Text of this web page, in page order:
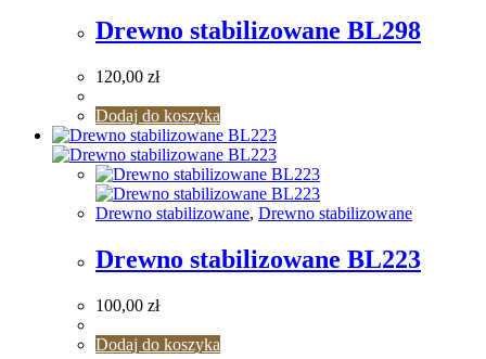
Drewno stabilizowane BL298
120,00 zł
Dodaj do koszyka
Drewno stabilizowane, Drewno stabilizowane
Drewno stabilizowane BL223
100,00 zł
Dodaj do koszyka